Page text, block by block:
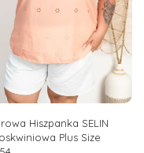
Hiszpanka SELIN
Plus Size